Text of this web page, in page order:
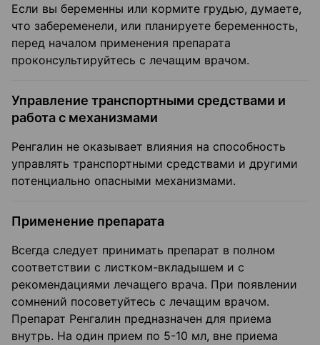
Если вы беременны или кормите грудью, думаете,
что забеременели, или планируете беременность,
перед началом применения препарата
проконсультируйтесь с лечащим врачом.
Управление транспортными средствами и
работа с механизмами
Ренгалин не оказывает влияния на способность
управлять транспортными средствами и другими
потенциально опасными механизмами.
Применение препарата
Всегда следует принимать препарат в полном
соответствии с листком-вкладышем и с
рекомендациями лечащего врача. При появлении
сомнений посоветуйтесь с лечащим врачом.
Препарат Ренгалин предназначен для приема
внутрь. На один прием по 5-10 мл, вне приема